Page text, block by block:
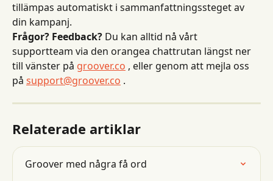
tillämpas automatiskt i sammanfattningssteget av
din kampanj.
Frågor? Feedback? Du kan alltid nå vårt
supportteam via den orangea chattrutan längst ner
till vänster på groover.co , eller genom att mejla oss
på support@groover.co .
Relaterade artiklar
Groover med några få ord